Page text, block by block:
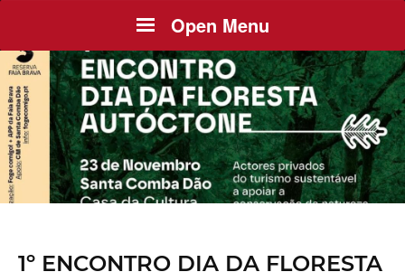
Open Menu
1º ENCONTRO DIA DA FLORESTA